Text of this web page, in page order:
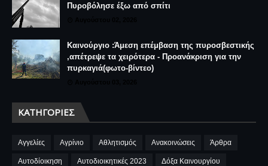
Πυροβόλησε έξω από σπίτι
Καινούργιο :Άμεση επέμβαση της πυροσβεστικής
,απέτρεψε τα χειρότερα - Προανάκριση για την
πυρκαγιά(φωτο-βίντεο)
ΚΑΤΗΓΟΡΊΕΣ
Αγγελίες Αγρίνιο Αθλητισμός Ανακοινώσεις Άρθρα
Αυτοδίοικηση Αυτοδιοικητικές 2023 Δόξα Καινουργίου